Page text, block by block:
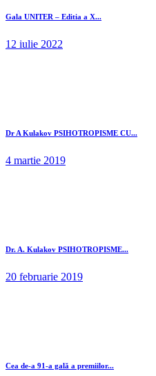
Gala UNITER – Editia a X...
12 iulie 2022
Dr A Kulakov PSIHOTROPISME CU...
4 martie 2019
Dr. A. Kulakov PSIHOTROPISME...
20 februarie 2019
Cea de-a 91-a gală a premiilor...